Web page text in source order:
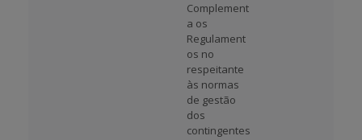
Complement
a os
Regulament
os no
respeitante
às normas
de gestão
dos
contingentes